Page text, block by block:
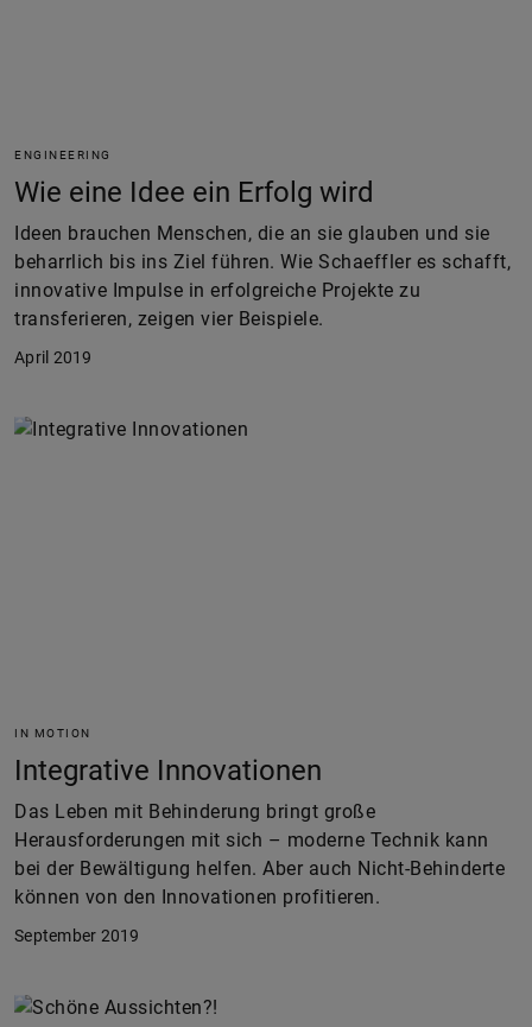
ENGINEERING
Wie eine Idee ein Erfolg wird
Ideen brauchen Menschen, die an sie glauben und sie
beharrlich bis ins Ziel führen. Wie Schaeffler es schafft,
innovative Impulse in erfolgreiche Projekte zu
transferieren, zeigen vier Beispiele.
April 2019
IN MOTION
Integrative Innovationen
Das Leben mit Behinderung bringt große
Herausforderungen mit sich – moderne Technik kann
bei der Bewältigung helfen. Aber auch Nicht-Behinderte
können von den Innovationen profitieren.
September 2019